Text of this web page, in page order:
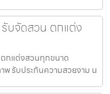
รับจัดสวน ตกแต่ง
ตกแต่งสวนทุกขนาด
รับประกันความสวยงาม น